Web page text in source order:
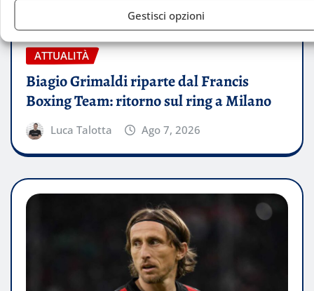
Gestisci opzioni
ATTUALITÀ
Biagio Grimaldi riparte dal Francis
Boxing Team: ritorno sul ring a Milano
Luca Talotta Ago 7, 2026